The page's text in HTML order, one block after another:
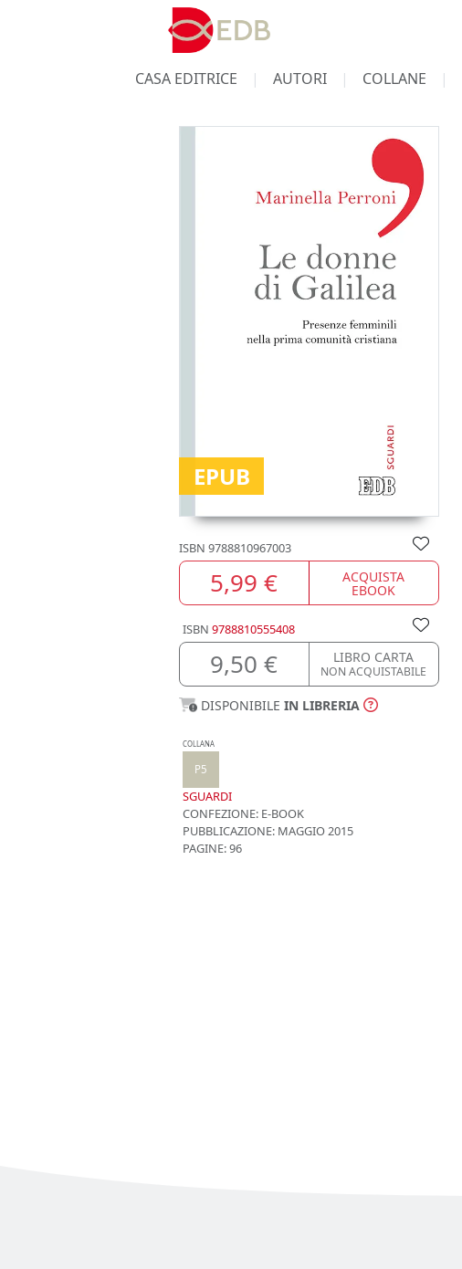
CASA EDITRICE AUTORI COLLANE
EPUB
ISBN 9788810967003
5,99 € ACQUISTA
EBOOK
ISBN 9788810555408
9,50 € LIBRO CARTA
NON ACQUISTABILE
DISPONIBILE IN LIBRERIA
COLLANA
P5
SGUARDI
CONFEZIONE: E-BOOK
PUBBLICAZIONE: MAGGIO 2015
PAGINE: 96